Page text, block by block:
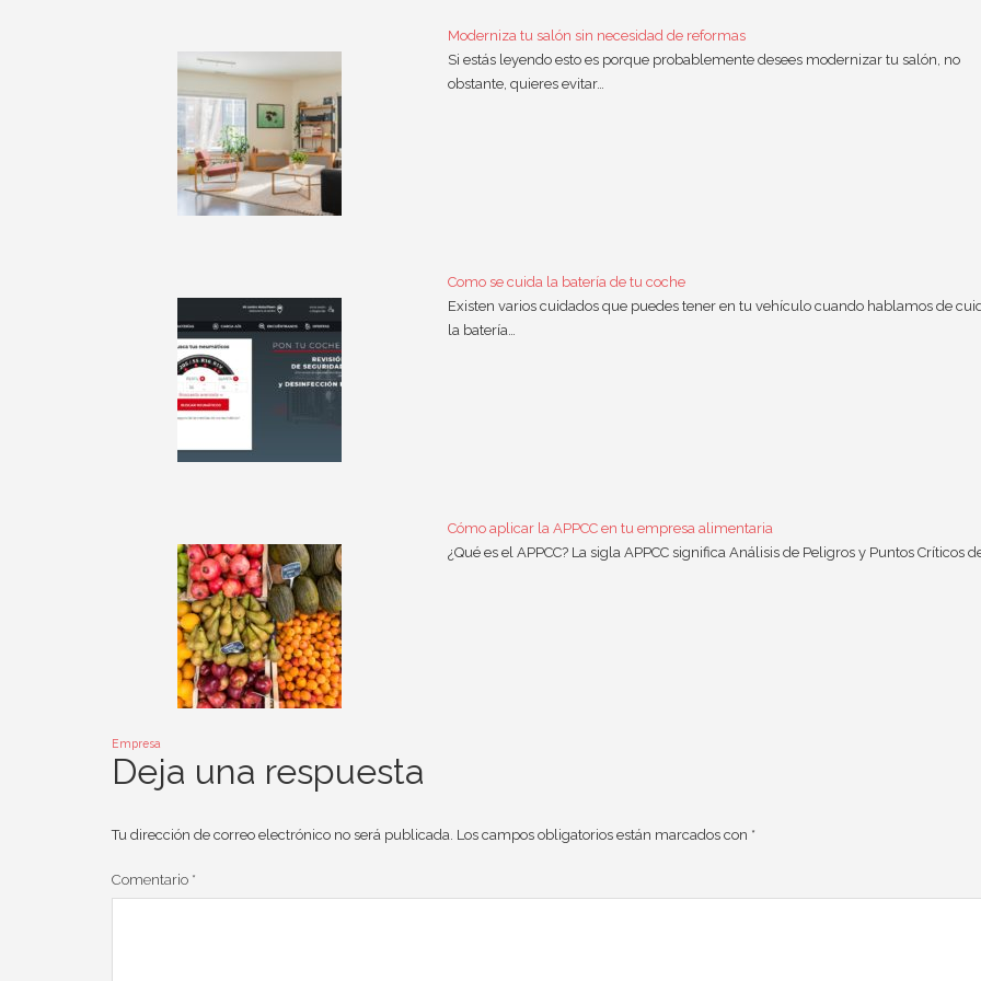
Moderniza tu salón sin necesidad de reformas
Si estás leyendo esto es porque probablemente desees modernizar tu salón, no
obstante, quieres evitar…
Como se cuida la batería de tu coche
Existen varios cuidados que puedes tener en tu vehículo cuando hablamos de
la batería…
Cómo aplicar la APPCC en tu empresa alimentaria
¿Qué es el APPCC? La sigla APPCC significa Análisis de Peligros y Puntos Críticos
Empresa
Deja una respuesta
Tu dirección de correo electrónico no será publicada. Los campos obligatorios están marcados con *
Comentario *